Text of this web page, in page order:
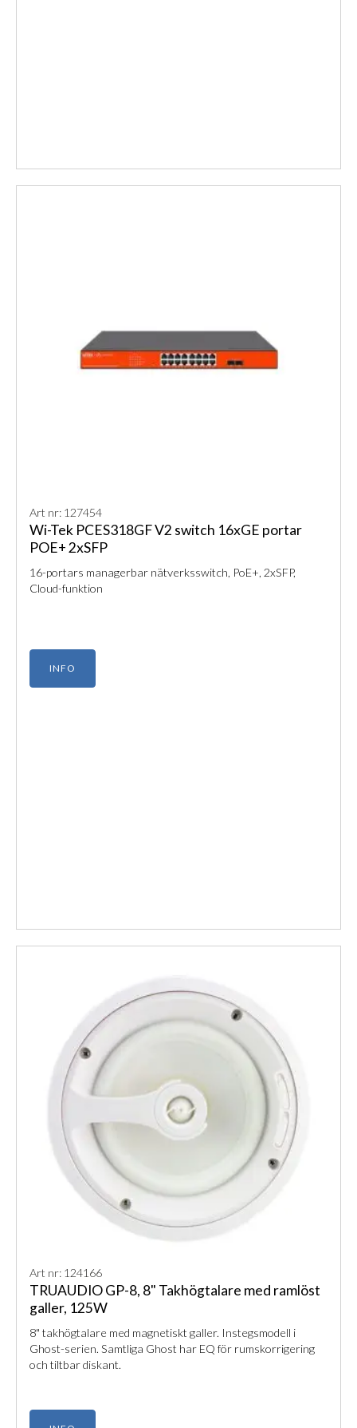
Art nr: 127454
Wi-Tek PCES318GF V2 switch 16xGE portar
POE+ 2xSFP
16-portars managerbar nätverksswitch, PoE+, 2xSFP,
Cloud-funktion
INFO
Art nr: 124166
TRUAUDIO GP-8, 8" Takhögtalare med ramlöst
galler, 125W
8" takhögtalare med magnetiskt galler. Instegsmodell i
Ghost-serien. Samtliga Ghost har EQ för rumskorrigering
och tiltbar diskant.